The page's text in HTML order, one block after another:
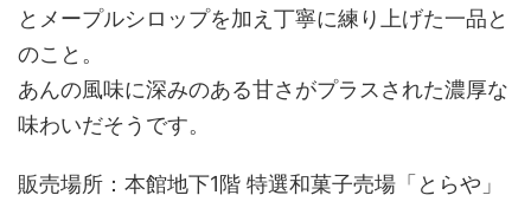
とメープルシロップを加え丁寧に練り上げた一品と
のこと。
あんの風味に深みのある甘さがプラスされた濃厚な
味わいだそうです。
販売場所：本館地下1階 特選和菓子売場「とらや」